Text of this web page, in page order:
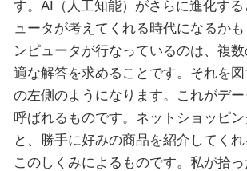
す。AI（人工知能）がさらに進化す
ュータが考えてくれる時代になるか
ンピュータが行なっているのは、複
適な解答を求めることです。それを
の左側のようになります。これがデ
呼ばれるものです。ネットショッピ
と、勝手に好みの商品を紹介してくれ
このしくみによるものです。私が拾